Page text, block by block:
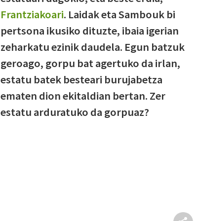
Frantziakoari. Laidak eta Sambouk bi
pertsona ikusiko dituzte, ibaia igerian
zeharkatu ezinik daudela. Egun batzuk
geroago, gorpu bat agertuko da irlan,
estatu batek besteari burujabetza
ematen dion ekitaldian bertan. Zer
estatu arduratuko da gorpuaz?